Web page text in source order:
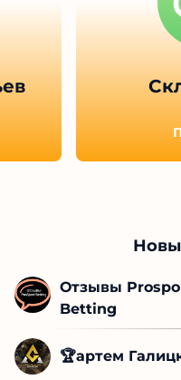
Отзывы
Betting
🏆артем